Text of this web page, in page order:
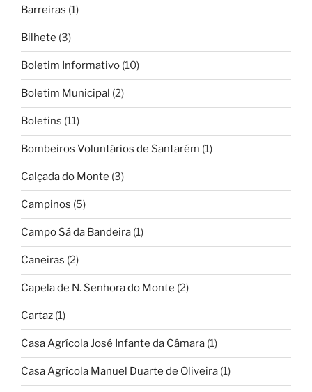
Barreiras (1)
Bilhete (3)
Boletim Informativo (10)
Boletim Municipal (2)
Boletins (11)
Bombeiros Voluntários de Santarém (1)
Calçada do Monte (3)
Campinos (5)
Campo Sá da Bandeira (1)
Caneiras (2)
Capela de N. Senhora do Monte (2)
Cartaz (1)
Casa Agrícola José Infante da Câmara (1)
Casa Agrícola Manuel Duarte de Oliveira (1)